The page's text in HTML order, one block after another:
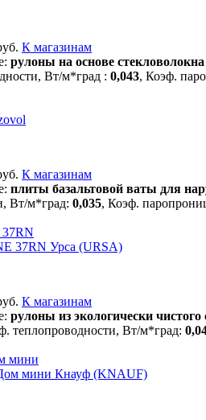
К магазинам
рулоны на основе
Вт/м*град : 0,043, Коэф.
К магазинам
плиты базальтовой ваты для
Вт/м*град: 0,035, Коэф.
Урса (URSA)
К магазинам
рулоны из экологически
теплопроводности, Вт/м*град:
мини
Кнауф (KNAUF)